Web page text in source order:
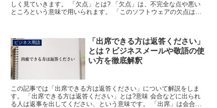
しく見ていきます。 「欠点」とは? 「欠点」は、不完全な点や悪い
ところという意味で用いられます。 「このソフトウェアの欠点は、
ビジネス用語
「出席できる方は返答ください」
とは？ビジネスメールや敬語の使
い方を徹底解釈
この記事では「出席できる方は返答ください」について解説をしま
す。 「出席できる方は返答ください」とは?意味 会合などに出られ
る人は返事を出してください、という意味です。 「出席」は会合や